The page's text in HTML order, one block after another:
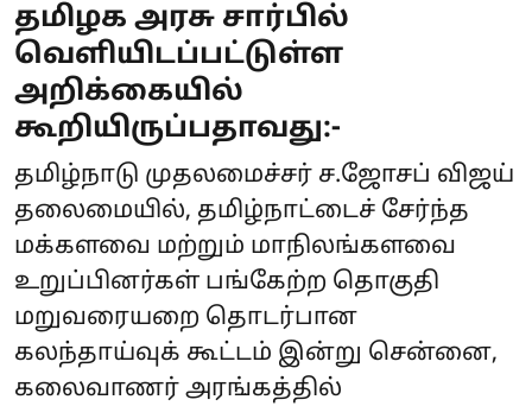
தமிழக அரசு சார்பில்
வெளியிடப்பட்டுள்ள
அறிக்கையில்
கூறியிருப்பதாவது:-
தமிழ்நாடு முதலமைச்சர் ச.ஜோசப் விஜய்
தலைமையில், தமிழ்நாட்டைச் சேர்ந்த
மக்களவை மற்றும் மாநிலங்களவை
உறுப்பினர்கள் பங்கேற்ற தொகுதி
மறுவரையறை தொடர்பான
கலந்தாய்வுக் கூட்டம் இன்று சென்னை,
கலைவாணர் அரங்கத்தில்